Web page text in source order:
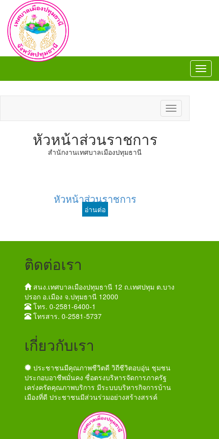
Toggle
navigation
หัวหน้าส่วนราชการ
​สำนักงานเทศบาลเมืองปทุมธานี
หัวหน้าส่วนราชการ
อ่านต่อ
ติดต่อเรา
สนง.เทศบาลเมืองปทุมธานี 12 ถ.เทศปทุม ต.บาง
ปรอก อ.เมือง จ.ปทุมธานี 12000
โทร. 0-2581-6400-1
โทรสาร. 0-2581-5737
เกี่ยวกับเรา
ประชาชนมีคุณภาพชีวิตดี วิถีชีวิตอบอุ่น ชุมชน
ประกอบอาชีพมั่นคง ซื่อตรงบริหารจัดการภาครัฐ
เคร่งครัดคุณภาพบริการ มีระบบบริหารกิจการบ้าน
เมืองที่ดี ประชาชนมีส่วนร่วมอย่างสร้างสรรค์